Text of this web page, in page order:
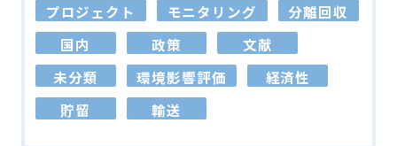
プロジェクト
モニタリング
分離回収
国内
政策
文献
未分類
環境影響評価
経済性
貯留
輸送